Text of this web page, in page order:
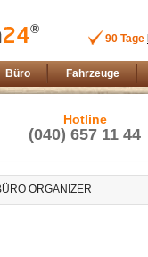
90 Tage
Büro Fahrzeuge
Hotline
(040) 657 11 44
ORGANIZER